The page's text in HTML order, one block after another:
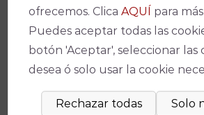
Espectáculos
No se ha encontrado un evento
ofrecemos. ClicaAQUÍ para
Puedes aceptar todas las
botón 'Aceptar', seleccionar las
desea ó solo usar la cookie